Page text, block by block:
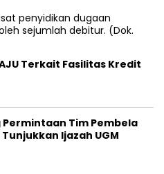
Terkait Fasilitas Kredit
Tim Pembela
Ijazah UGM